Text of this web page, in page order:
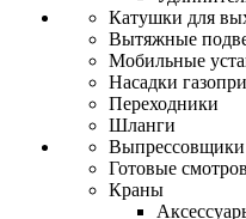
Катушки для
Вытяжные
Мобильные
Насадки
Переходники
Шланги
Готовые
Краны